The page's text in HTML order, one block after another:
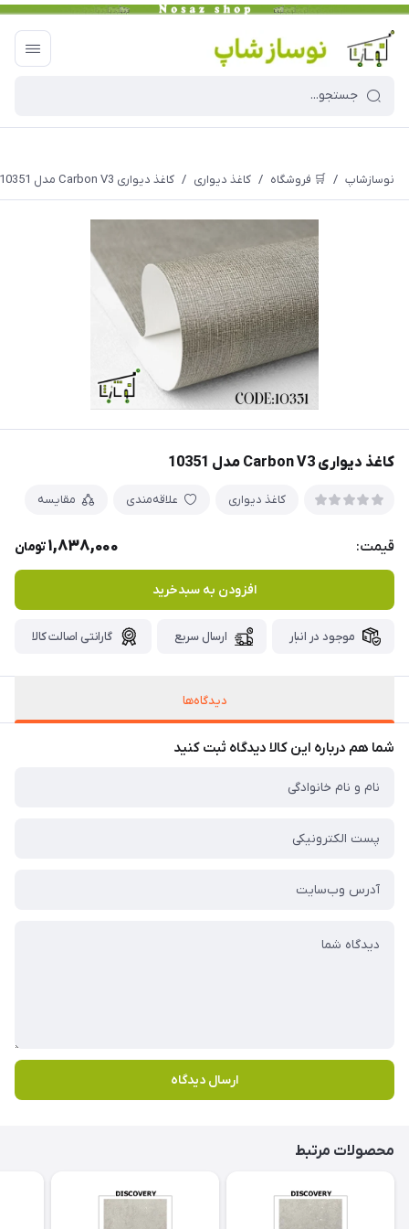
نوسازشاپ / 🛒 فروشگاه / کاغذ دیواری / کاغذ دیواری Carbon V3 مدل 10351
کاغذ دیواری Carbon V3 مدل 10351
کاغذ دیواری علاقه‌مندی مقایسه
قیمت: 1,838,000تومان
افزودن به سبدخرید
موجود در انبار ارسال سریع گارانتی اصالت کالا
دیدگاه‌ها
شما هم درباره این کالا دیدگاه ثبت کنید
ارسال دیدگاه
محصولات مرتبط